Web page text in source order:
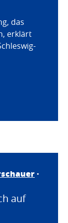
das
erklärt
·
auf